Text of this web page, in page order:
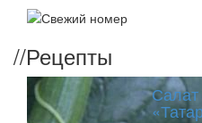
//Рецепты
Салат